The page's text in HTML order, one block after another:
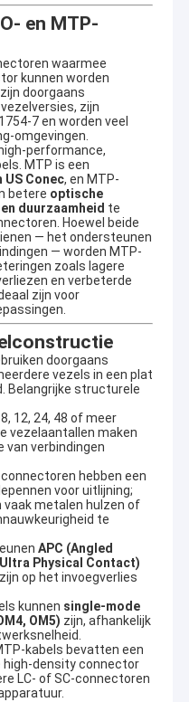
en MTP-
waarmee
kunnen worden
doorgaans
zijn
7 en worden veel
omgevingen.
performance,
MTP is een
Conec, en MTP-
betere optische
duurzaamheid te
Hoewel beide
— het ondersteunen
— worden MTP-
zoals lagere
en verbeterde
zijn voor
doorgaans
vezels in een plat
Belangrijke structurele
12, 24, 48 of meer
vezelaantallen maken
van verbindingen
connectoren hebben een
voor uitlijning;
metalen hulzen of
te
APC (Angled
Physical Contact)
op het invoegverlies
kunnen single-mode
OM5) zijn, afhankelijk
kabels bevatten een
high-density connector
LC- of SC-connectoren